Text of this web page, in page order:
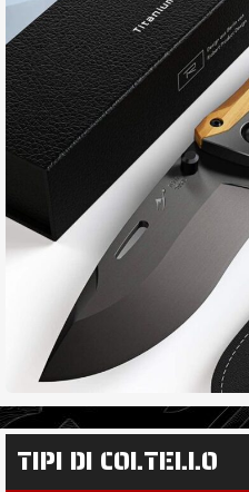
TIPI DI COLTELLO